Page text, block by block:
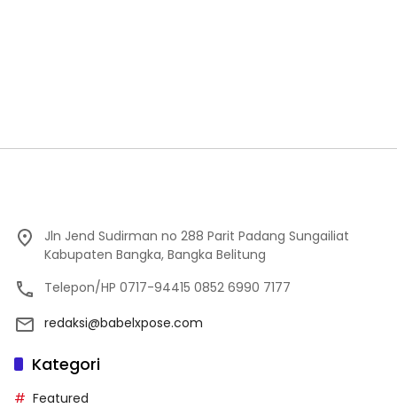
Jln Jend Sudirman no 288 Parit Padang Sungailiat
Kabupaten Bangka, Bangka Belitung
Telepon/HP 0717-94415 0852 6990 7177
redaksi@babelxpose.com
Kategori
Featured